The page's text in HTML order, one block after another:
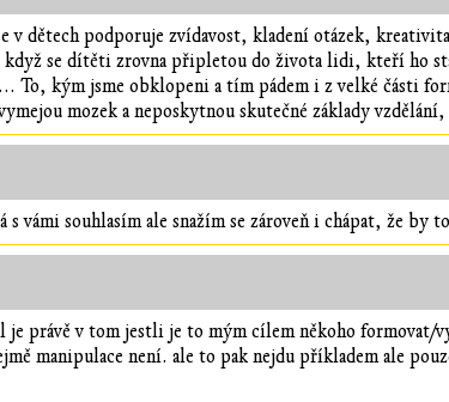
v dětech podporuje zvídavost, kladení otázek,
se dítěti zrovna připletou do života lidi, kteří ho
To, kým jsme obklopeni a tím pádem i z velké části
mozek a neposkytnou skutečné základy
s vámi souhlasím ale snažím se zároveň i chápat, že by
právě v tom jestli je to mým cílem někoho formovat/
manipulace není. ale to pak nejdu příkladem ale